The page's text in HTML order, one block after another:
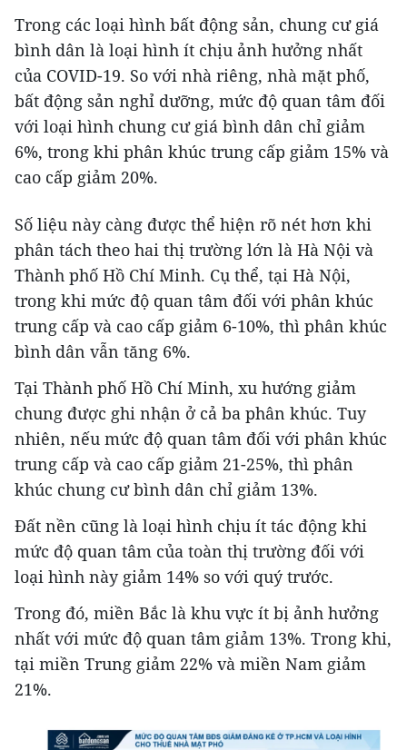
Trong các loại hình bất động sản, chung cư giá
bình dân là loại hình ít chịu ảnh hưởng nhất
của COVID-19. So với nhà riêng, nhà mặt phố,
bất động sản nghỉ dưỡng, mức độ quan tâm đối
với loại hình chung cư giá bình dân chỉ giảm
6%, trong khi phân khúc trung cấp giảm 15% và
cao cấp giảm 20%.
Số liệu này càng được thể hiện rõ nét hơn khi
phân tách theo hai thị trường lớn là Hà Nội và
Thành phố Hồ Chí Minh. Cụ thể, tại Hà Nội,
trong khi mức độ quan tâm đối với phân khúc
trung cấp và cao cấp giảm 6-10%, thì phân khúc
bình dân vẫn tăng 6%.
Tại Thành phố Hồ Chí Minh, xu hướng giảm
chung được ghi nhận ở cả ba phân khúc. Tuy
nhiên, nếu mức độ quan tâm đối với phân khúc
trung cấp và cao cấp giảm 21-25%, thì phân
khúc chung cư bình dân chỉ giảm 13%.
Đất nền cũng là loại hình chịu ít tác động khi
mức độ quan tâm của toàn thị trường đối với
loại hình này giảm 14% so với quý trước.
Trong đó, miền Bắc là khu vực ít bị ảnh hưởng
nhất với mức độ quan tâm giảm 13%. Trong khi,
tại miền Trung giảm 22% và miền Nam giảm
21%.